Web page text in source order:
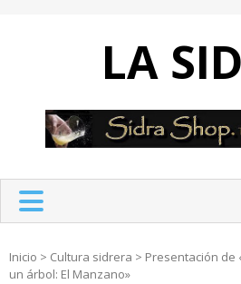
LA
Inicio > Cultura sidrera > Presentación de
un árbol: El Manzano»